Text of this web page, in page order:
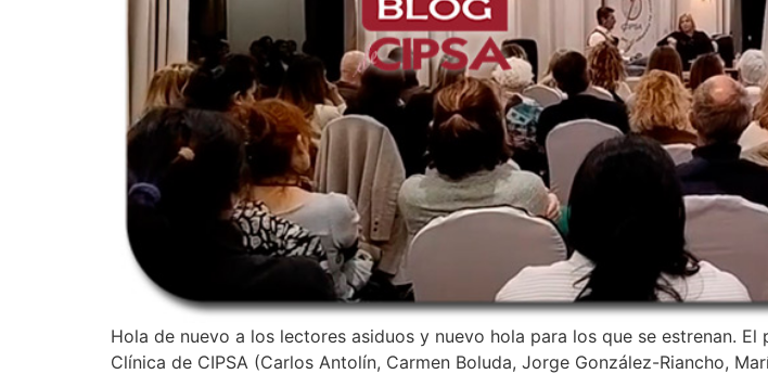
Hola de nuevo a los lectores asiduos y nuevo hola para los que se estrenan.
Clínica de CIPSA (Carlos Antolín, Carmen Boluda, Jorge González-Riancho,